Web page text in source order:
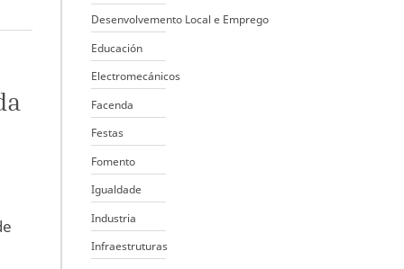
Desenvolvemento Local e Emprego
Educación
Electromecánicos
Facenda
Festas
Fomento
Igualdade
Industria
Infraestruturas